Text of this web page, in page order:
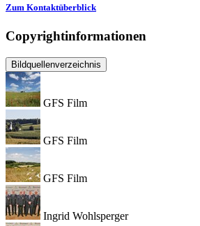
Zum Kontaktüberblick
Copyrightinformationen
Bildquellenverzeichnis
GFS Film
GFS Film
GFS Film
Ingrid Wohlsperger